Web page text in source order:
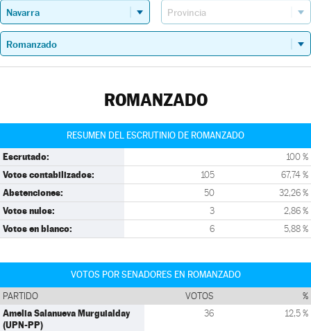
ROMANZADO
RESUMEN DEL ESCRUTINIO DE ROMANZADO
Escrutado: 100 %
Votos contabilizados: 105 67,74 %
Abstenciones: 50 32,26 %
Votos nulos: 3 2,86 %
Votos en blanco: 6 5,88 %
VOTOS POR SENADORES EN ROMANZADO
PARTIDO VOTOS %
Amelia Salanueva Murguialday
(UPN-PP)
36 12,5 %